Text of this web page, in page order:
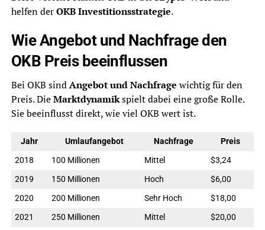
helfen derOKB Investitionsstrategie.
Wie Angebot und Nachfrage den
OKB Preis beeinflussen
Bei OKB sindAngebot und Nachfrage wichtig für den
Preis. DieMarktdynamikspielt dabei eine große Rolle.
Sie beeinflusst direkt, wie viel OKB wert ist.
Jahr Umlaufangebot Nachfrage
Preis
2018
100 Millionen Mittel
$3,24
2019
150 Millionen Hoch
$6,00
2020
200 Millionen Sehr Hoch
$18,00
2021
250 Millionen Mittel $20,00